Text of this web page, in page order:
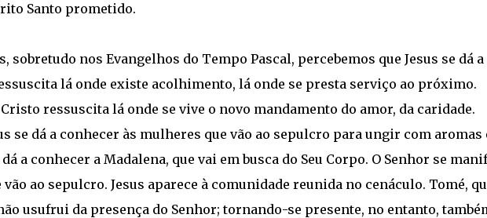
Santo prometido.
sobretudo nos Evangelhos do Tempo Pascal, percebemos que Jesus se dá a
lá onde existe acolhimento, lá onde se presta serviço ao próximo.
ressuscita lá onde se vive o novo mandamento do amor, da caridade.
se dá a conhecer às mulheres que vão ao sepulcro para ungir com aromas
dá a conhecer a Madalena, que vai em busca do Seu Corpo. O Senhor se
vão ao sepulcro. Jesus aparece à comunidade reunida no cenáculo. Tomé,
usufrui da presença do Senhor; tornando-se presente, no entanto,